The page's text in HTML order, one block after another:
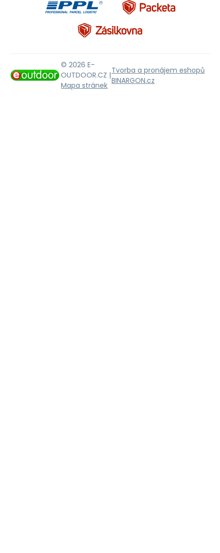
© 2026 E-
OUTDOOR.CZ |
Mapa stránek
Tvorba a pronájem eshopů
BINARGON.cz